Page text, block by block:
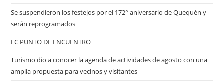
Se suspendieron los festejos por el 172° aniversario de Quequén y
serán reprogramados
LC PUNTO DE ENCUENTRO
Turismo dio a conocer la agenda de actividades de agosto con una
amplia propuesta para vecinos y visitantes